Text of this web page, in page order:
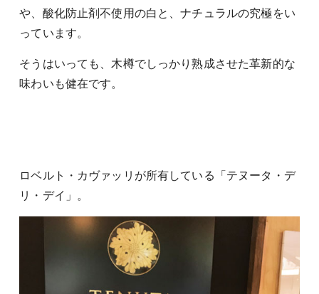
や、酸化防止剤不使用の白と、ナチュラルの究極をい
っています。
そうはいっても、木樽でしっかり熟成させた革新的な
味わいも健在です。
ロベルト・カヴァッリが所有している「テヌータ・デ
リ・デイ」。